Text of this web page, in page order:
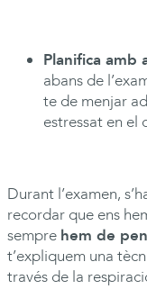
Planifica amb
abans de
te de menjar
estressat en el
Durant l’examen,
recordar que ens
sempre hem de
t’expliquem una
través de la